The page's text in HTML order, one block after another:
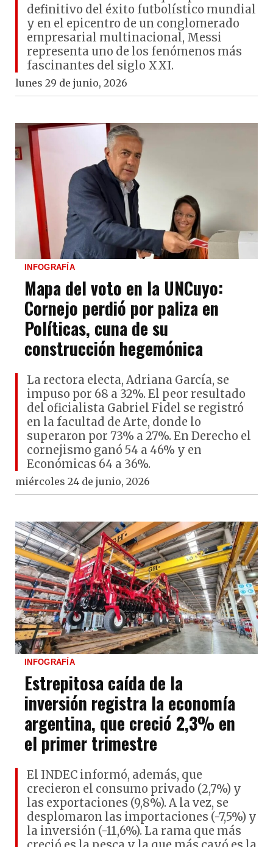
definitivo del éxito futbolístico mundial
y en el epicentro de un conglomerado
empresarial multinacional, Messi
representa uno de los fenómenos más
fascinantes del siglo XXI.
lunes 29 de junio, 2026
INFOGRAFÍA
Mapa del voto en la UNCuyo:
Cornejo perdió por paliza en
Políticas, cuna de su
construcción hegemónica
La rectora electa, Adriana García, se
impuso por 68 a 32%. El peor resultado
del oficialista Gabriel Fidel se registró
en la facultad de Arte, donde lo
superaron por 73% a 27%. En Derecho el
cornejismo ganó 54 a 46% y en
Económicas 64 a 36%.
miércoles 24 de junio, 2026
INFOGRAFÍA
Estrepitosa caída de la
inversión registra la economía
argentina, que creció 2,3% en
el primer trimestre
El INDEC informó, además, que
crecieron el consumo privado (2,7%) y
las exportaciones (9,8%). A la vez, se
desplomaron las importaciones (-7,5%) y
la inversión (-11,6%). La rama que más